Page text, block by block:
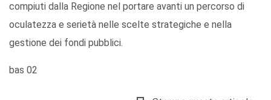
compiuti dalla Regione nel portare avanti un percorso di
oculatezza e serietà nelle scelte strategiche e nella
gestione dei fondi pubblici.
bas 02